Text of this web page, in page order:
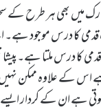
میں بھی ہر طرح
کا درس موجود ہے۔
کا درس ملتا
کے علاوہ ممکن
ہے ان کے کردار ایسے